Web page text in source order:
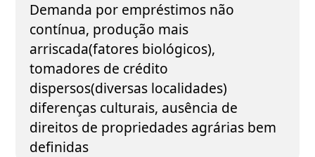
Demanda por empréstimos não
contínua, produção mais
arriscada(fatores biológicos),
tomadores de crédito
dispersos(diversas localidades)
diferenças culturais, ausência de
direitos de propriedades agrárias bem
definidas